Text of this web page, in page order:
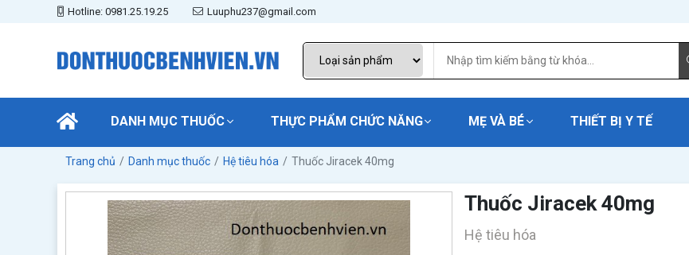
Hotline: 0981.25.19.25 Luuphu237@gmail.com
DANH MỤC THUỐC THỰC PHẨM CHỨC NĂNG MẸ VÀ BÉ THIẾT BỊ Y TẾ
Trang chủ Danh mục thuốc Hệ tiêu hóa Thuốc Jiracek 40mg
Thuốc Jiracek 40mg
Hệ tiêu hóa